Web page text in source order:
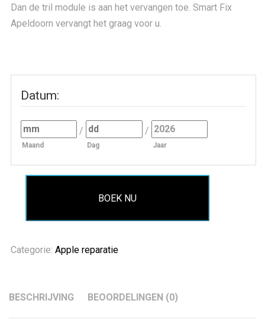
Dan de tril module is aan het vervangen toe. Smart Fix
Apeldoorn vervangt het graag voor u.
Datum:
Maand
/
Dag
/
Jaar
BOEK NU
Categorie: Apple reparatie
BESCHRIJVING BEOORDELINGEN (0)